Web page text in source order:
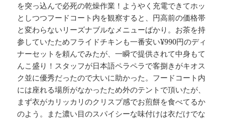
を突っ込んで必死の乾燥作業！ようやく充電できてホッ
としつつフードコート内を観察すると、円高前の価格帯
と変わらないリーズナブルなメニューばかり。お茶を持
参していたためフライドチキンも一番安い¥990円のディ
ナーセットを頼んでみたが、一瞬で提供されて中身もて
んこ盛り！スタッフが日本語ペラペラで客捌きがキオス
ク並に優秀だったので大いに助かった。フードコート内
には座れる場所がなかったため外のテントで頂いたが、
まず衣がカリッカリのクリスプ感でお煎餅を食べてるか
のよう。また濃い目のスパイシーな味付けは衣だけでな